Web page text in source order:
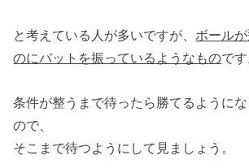
と考えている人が多いですが、 ボール
のにバットを振っているようなものです
条件が整うまで待ったら勝てるように
ので、
そこまで待つようにして見ましょう。